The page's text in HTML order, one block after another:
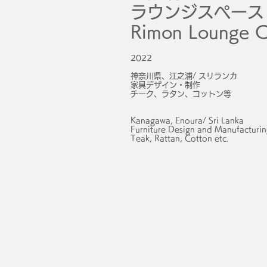
ラウンジスペー
Rimon Lounge
2022
神奈川県、江之浦/ スリランカ
家具デザイン・制作
チーク、ラタン、コットン等
​Kanagawa, Enoura/ Sri Lanka
​Furniture Design and
Teak, Rattan, Cotton etc